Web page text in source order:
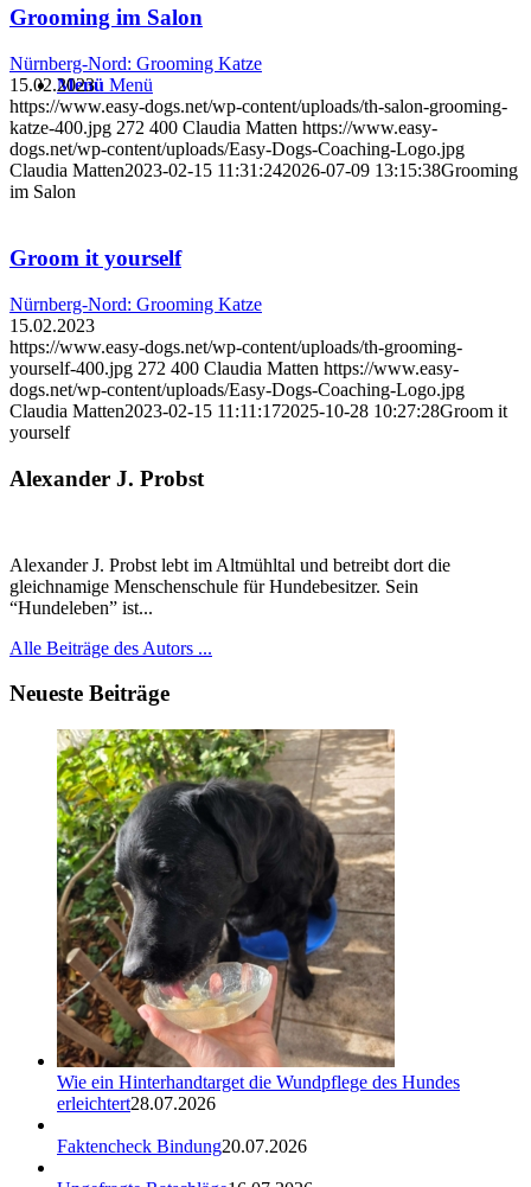
Menü Menü
Grooming im Salon
Nürnberg-Nord: Grooming Katze
15.02.2023
https://www.easy-dogs.net/wp-content/uploads/th-salon-grooming-
katze-400.jpg 272 400 Claudia Matten https://www.easy-
dogs.net/wp-content/uploads/Easy-Dogs-Coaching-Logo.jpg
Claudia Matten2023-02-15 11:31:242026-07-09 13:15:38Grooming
im Salon
Groom it yourself
Nürnberg-Nord: Grooming Katze
15.02.2023
https://www.easy-dogs.net/wp-content/uploads/th-grooming-
yourself-400.jpg 272 400 Claudia Matten https://www.easy-
dogs.net/wp-content/uploads/Easy-Dogs-Coaching-Logo.jpg
Claudia Matten2023-02-15 11:11:172025-10-28 10:27:28Groom it
yourself
Alexander J. Probst
Alexander J. Probst lebt im Altmühltal und betreibt dort die
gleichnamige Menschenschule für Hundebesitzer. Sein
“Hundeleben” ist...
Alle Beiträge des Autors ...
Neueste Beiträge
Wie ein Hinterhandtarget die Wundpflege des Hundes
erleichtert28.07.2026
Faktencheck Bindung20.07.2026